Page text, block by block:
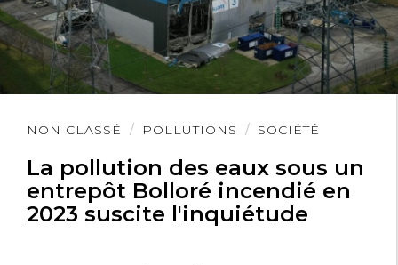
NON CLASSÉ POLLUTIONS SOCIÉTÉ
La pollution des eaux sous un
entrepôt Bolloré incendié en
2023 suscite l'inquiétude
Lire